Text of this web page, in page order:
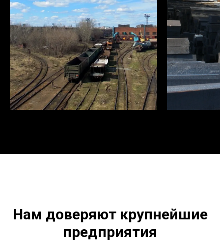
Нам доверяют крупнейшие
предприятия